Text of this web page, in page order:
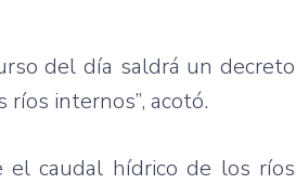
del día saldrá un decreto
internos”, acotó.
el caudal hídrico de los ríos